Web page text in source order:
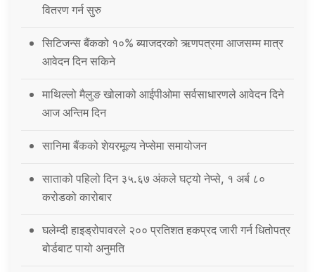
वितरण गर्न सुरु
सिटिजन्स बैंकको १०% ब्याजदरको ऋणपत्रमा आजसम्म मात्र
आवेदन दिन सकिने
माथिल्लो मैलुङ खोलाको आईपीओमा सर्वसाधारणले आवेदन दिने
आज अन्तिम दिन
सानिमा बैंकको शेयरमूल्य नेप्सेमा समायोजन
साताको पहिलो दिन ३५.६७ अंकले घट्यो नेप्से, १ अर्ब ८०
करोडको कारोबार
घलेम्दी हाइड्रोपावरले २०० प्रतिशत हकप्रद जारी गर्न धितोपत्र
बोर्डबाट पायो अनुमति